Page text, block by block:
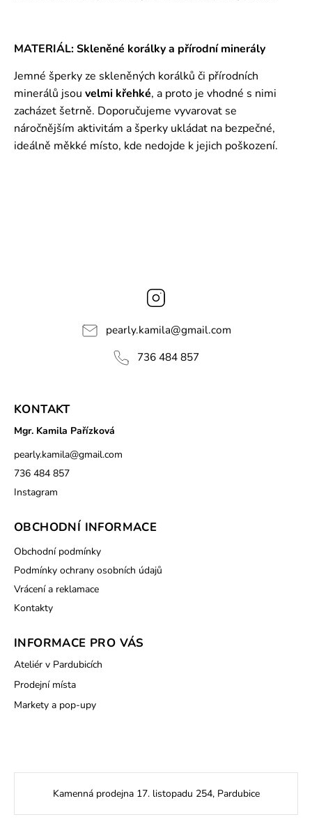
MATERIÁL: Skleněné korálky a přírodní minerály
Jemné šperky ze skleněných korálků či přírodních
minerálů jsou velmi křehké, a proto je vhodné s nimi
zacházet šetrně. Doporučujeme vyvarovat se
náročnějším aktivitám a šperky ukládat na bezpečné,
ideálně měkké místo, kde nedojde k jejich poškození.
pearly.kamila@gmail.com
736 484 857
KONTAKT
Mgr. Kamila Pařízková
pearly.kamila@gmail.com
736 484 857
Instagram
OBCHODNÍ INFORMACE
Obchodní podmínky
Podmínky ochrany osobních údajů
Vrácení a reklamace
Kontakty
INFORMACE PRO VÁS
Ateliér v Pardubicích
Prodejní místa
Markety a pop-upy
Kamenná prodejna 17. listopadu 254, Pardubice